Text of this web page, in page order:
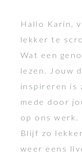
Hallo Karin,
lekker te
Wat een
lezen. Jouw
inspireren is
mede door
op ons werk.
Blijf zo
weer eens